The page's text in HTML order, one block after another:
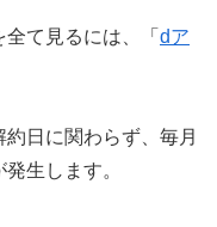
て見るには、「 dア
日に関わらず、毎月
生します。